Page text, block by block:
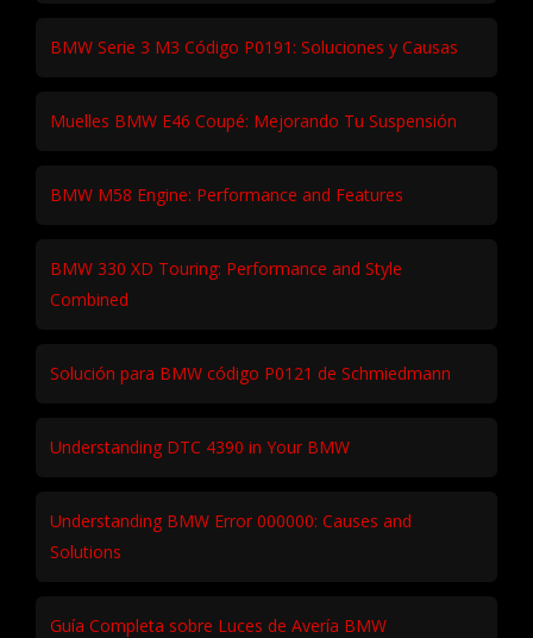
BMW Serie 3 M3 Código P0191: Soluciones y Causas
Muelles BMW E46 Coupé: Mejorando Tu Suspensión
BMW M58 Engine: Performance and Features
BMW 330 XD Touring: Performance and Style
Combined
Solución para BMW código P0121 de Schmiedmann
Understanding DTC 4390 in Your BMW
Understanding BMW Error 000000: Causes and
Solutions
Guía Completa sobre Luces de Avería BMW